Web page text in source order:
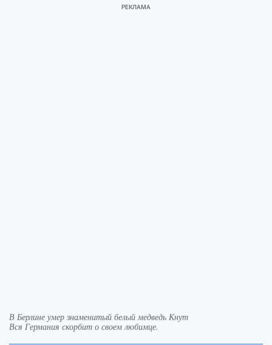
В Берлине умер знаменитый белый медведь Кнут
Вся Германия скорбит о своем любимце.